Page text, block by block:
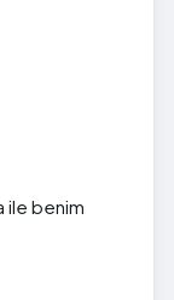
ile benim